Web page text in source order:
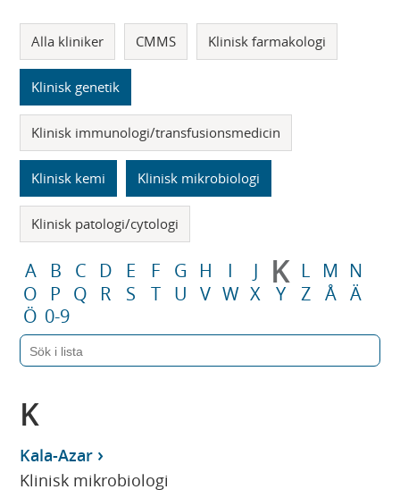
Alla kliniker CMMS Klinisk farmakologi
Klinisk genetik
Klinisk immunologi/transfusionsmedicin
Klinisk kemi Klinisk mikrobiologi
Klinisk patologi/cytologi
A B C D E F G H I J K L M N
O
P Q R S T U V W X Y Z Å Ä
Ö 0-9
K
Kala-Azar
Klinisk mikrobiologi